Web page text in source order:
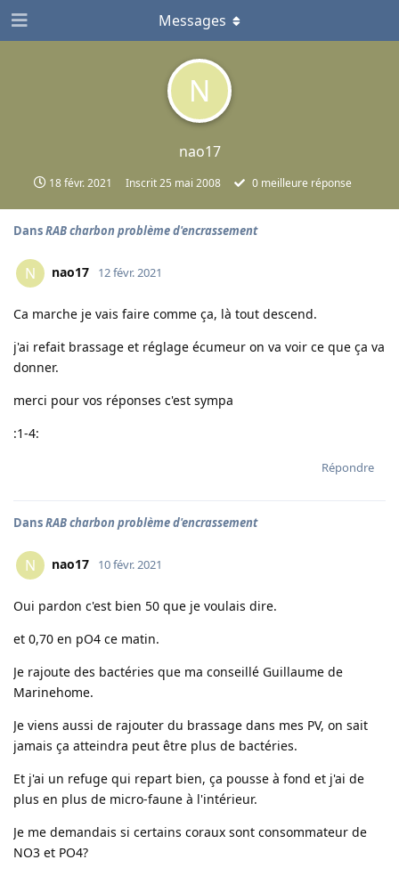
N
nao17
18 févr. 2021 Inscrit25 mai 2008 0 meilleure réponse
Messages
DansRAB charbon problème d'encrassement
N nao17 12 févr. 2021
Ca marche je vais faire comme ça, là tout descend.
j'ai refait brassage et réglage écumeur on va voir ce que ça va
donner.
merci pour vos réponses c'est sympa
:1-4:
Répondre
DansRAB charbon problème d'encrassement
N nao17 10 févr. 2021
Oui pardon c'est bien 50 que je voulais dire.
et 0,70 en pO4 ce matin.
Je rajoute des bactéries que ma conseillé Guillaume de
Marinehome.
Je viens aussi de rajouter du brassage dans mes PV, on sait
jamais ça atteindra peut être plus de bactéries.
Et j'ai un refuge qui repart bien, ça pousse à fond et j'ai de
plus en plus de micro-faune à l'intérieur.
Je me demandais si certains coraux sont consommateur de
NO3 et PO4?